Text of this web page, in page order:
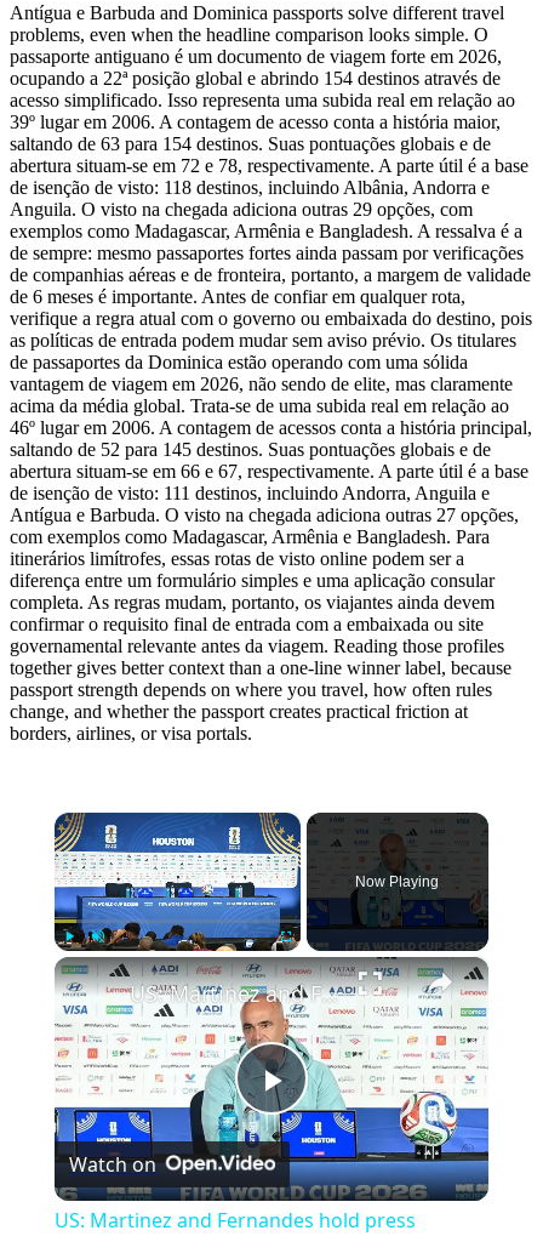
Antígua e Barbuda and Dominica passports solve different travel
problems, even when the headline comparison looks simple. O
passaporte antiguano é um documento de viagem forte em 2026,
ocupando a 22ª posição global e abrindo 154 destinos através de
acesso simplificado. Isso representa uma subida real em relação ao
39º lugar em 2006. A contagem de acesso conta a história maior,
saltando de 63 para 154 destinos. Suas pontuações globais e de
abertura situam-se em 72 e 78, respectivamente. A parte útil é a base
de isenção de visto: 118 destinos, incluindo Albânia, Andorra e
Anguila. O visto na chegada adiciona outras 29 opções, com
exemplos como Madagascar, Armênia e Bangladesh. A ressalva é a
de sempre: mesmo passaportes fortes ainda passam por verificações
de companhias aéreas e de fronteira, portanto, a margem de validade
de 6 meses é importante. Antes de confiar em qualquer rota,
verifique a regra atual com o governo ou embaixada do destino, pois
as políticas de entrada podem mudar sem aviso prévio. Os titulares
de passaportes da Dominica estão operando com uma sólida
vantagem de viagem em 2026, não sendo de elite, mas claramente
acima da média global. Trata-se de uma subida real em relação ao
46º lugar em 2006. A contagem de acessos conta a história principal,
saltando de 52 para 145 destinos. Suas pontuações globais e de
abertura situam-se em 66 e 67, respectivamente. A parte útil é a base
de isenção de visto: 111 destinos, incluindo Andorra, Anguila e
Antígua e Barbuda. O visto na chegada adiciona outras 27 opções,
com exemplos como Madagascar, Armênia e Bangladesh. Para
itinerários limítrofes, essas rotas de visto online podem ser a
diferença entre um formulário simples e uma aplicação consular
completa. As regras mudam, portanto, os viajantes ainda devem
confirmar o requisito final de entrada com a embaixada ou site
governamental relevante antes da viagem. Reading those profiles
together gives better context than a one-line winner label, because
passport strength depends on where you travel, how often rules
change, and whether the passport creates practical friction at
borders, airlines, or visa portals.
×
Unmute
Now Playing
×
Play
Video
US: Martinez and Fernandes hold press conference ahead of DR Congo World Cup match.
Watch on
US: Martinez and Fernandes hold press